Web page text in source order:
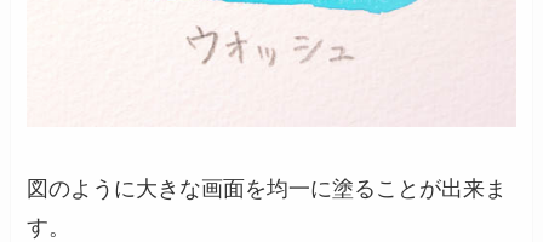
図のように大きな画面を均一に塗ることが出来ま
す。